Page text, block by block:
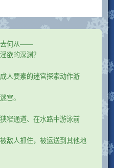
去何从——
欲的深渊？
人要素的迷宫探索动作游
宫。
窄通道、在水路中游泳前
敌人抓住，被运送到其他地